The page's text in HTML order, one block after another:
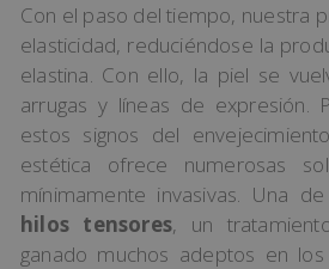
Con el paso del tiempo, nuestra
elasticidad, reduciéndose la
elastina. Con ello, la piel se
arrugas y líneas de expresión.
estos signos del
estética ofrece numerosas
mínimamente invasivas. Una
hilos tensores, un
ganado muchos adeptos en